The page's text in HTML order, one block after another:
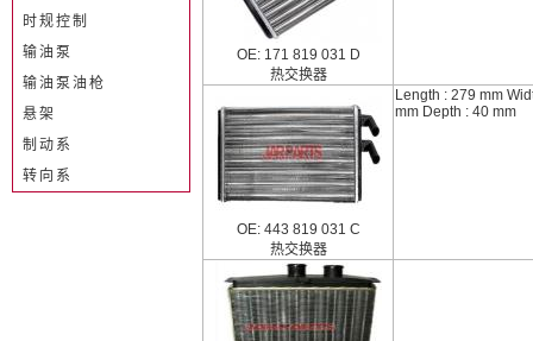
OE: 171 819 031 D
热交换器
OE: 443 819 031 C
热交换器
Length : 279 mm
mm Depth : 40 mm
时规控制
输油泵
输油泵油枪
悬架
制动系
转向系